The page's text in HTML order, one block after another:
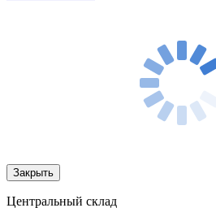
Закрыть
Центральный склад